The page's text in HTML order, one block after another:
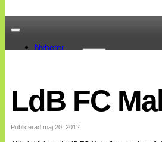
Nyheter
Landslaget
EM 2013
Internationellt
Bildreportage
LdB FC
Publicerad maj 20, 2012